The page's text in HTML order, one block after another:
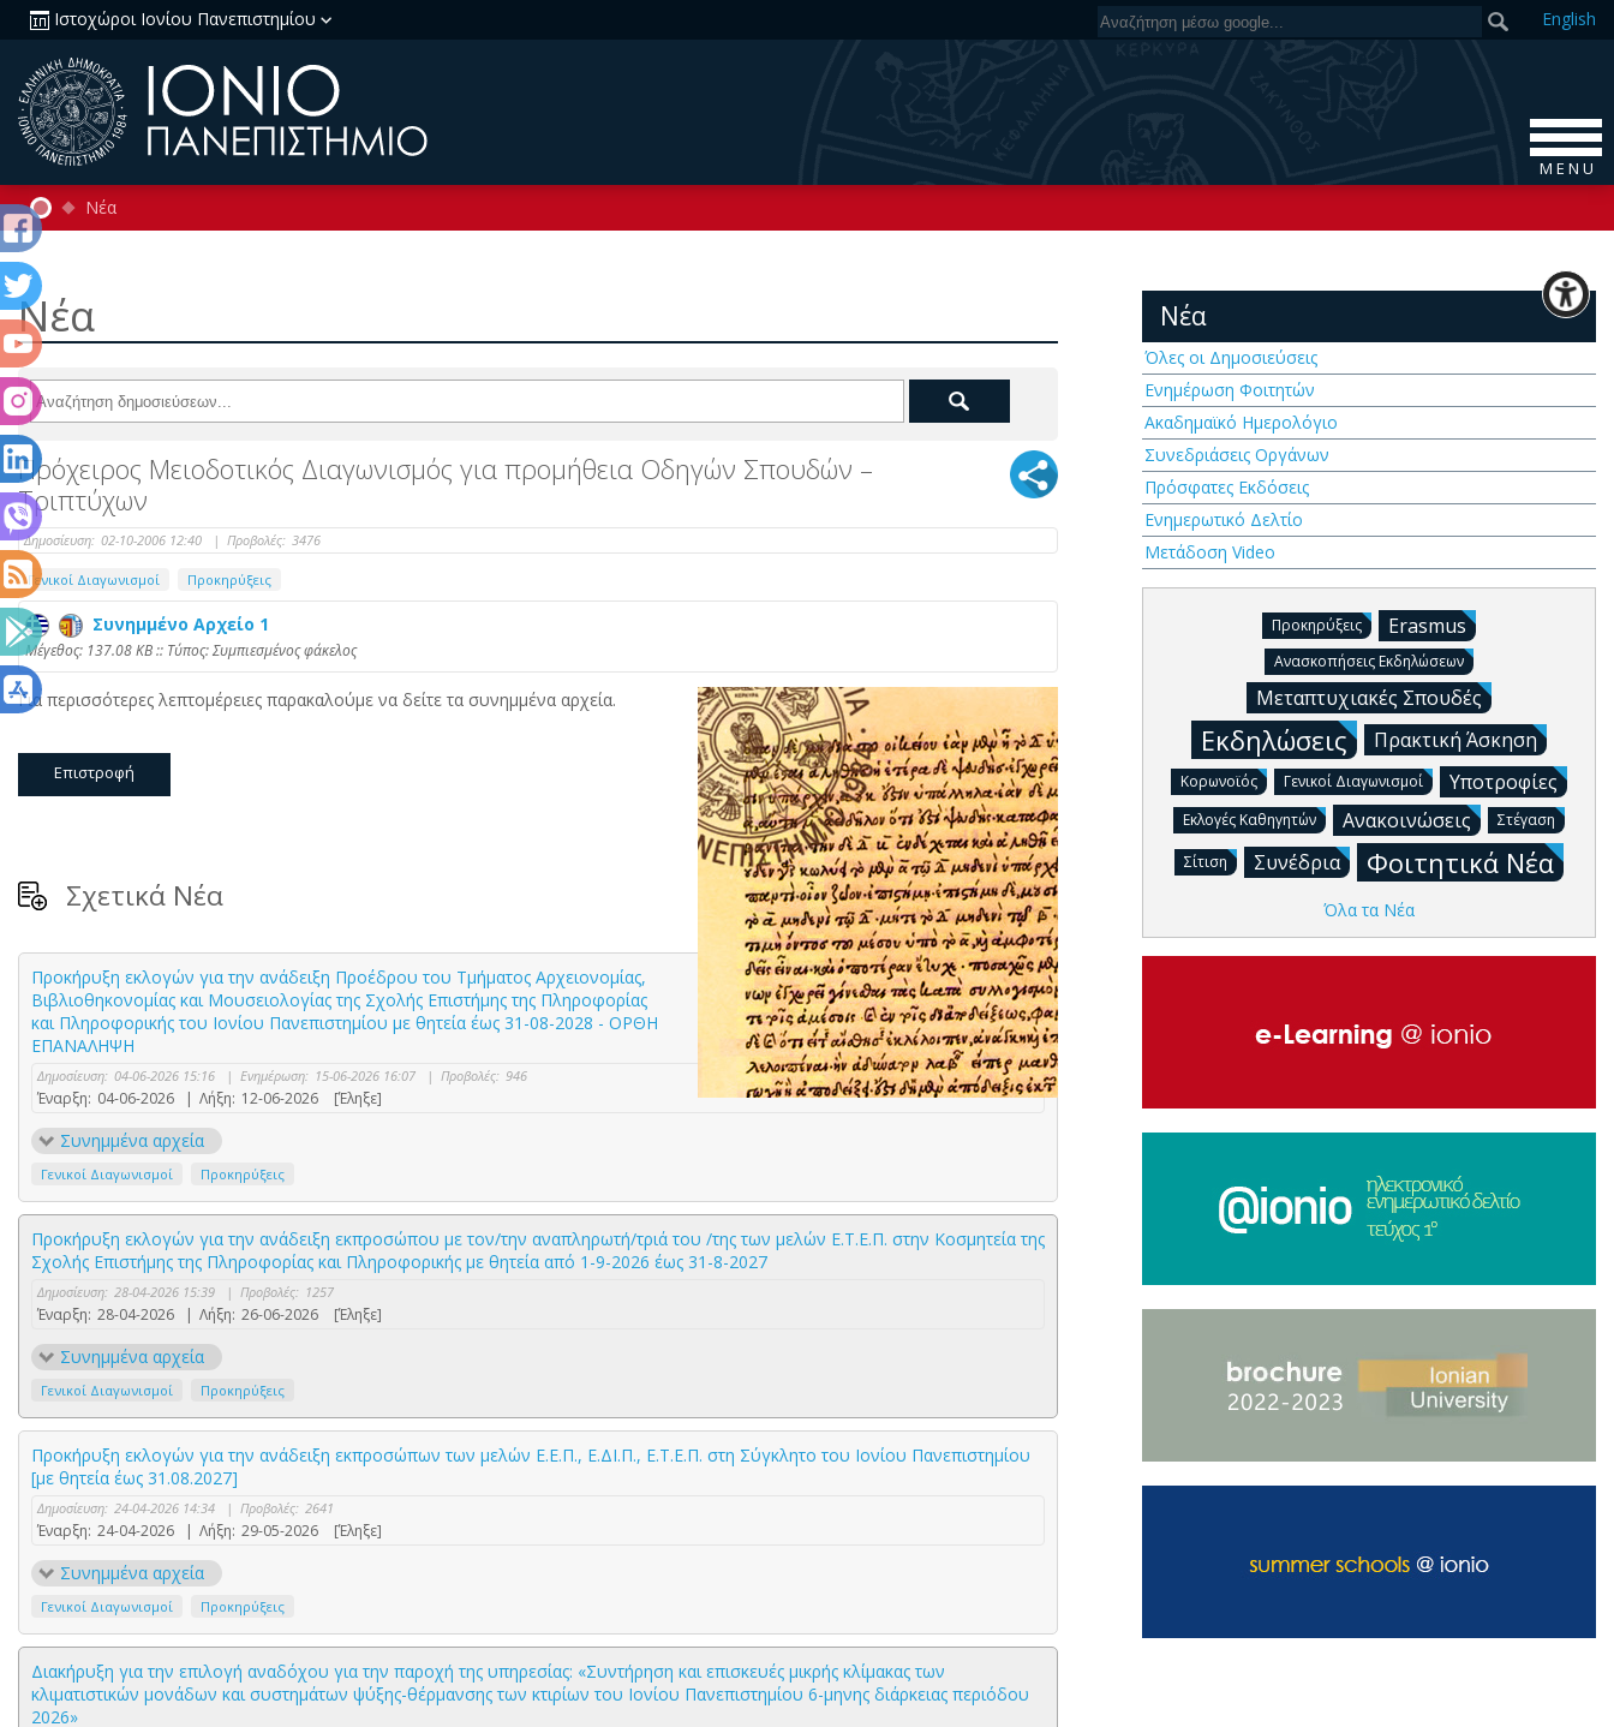
Ιστοχώροι Ιονίου Πανεπιστημίου English
M E N U
Νέα
Νέα
Πρόχειρος Μειοδοτικός Διαγωνισμός για προμήθεια Οδηγών Σπουδών –
Τριπτύχων
Δημοσίευση: 02-10-2006 12:40 | Προβολές: 3476
Γενικοί Διαγωνισμοί Προκηρύξεις
Συνημμένο Αρχείο 1
Mέγεθος: 137.08 KB :: Τύπος: Συμπιεσμένος φάκελος
Για περισσότερες λεπτομέρειες παρακαλούμε να δείτε τα συνημμένα αρχεία.
Επιστροφή
Σχετικά Νέα
Προκήρυξη εκλογών για την ανάδειξη Προέδρου του Τμήματος Αρχειονομίας,
Βιβλιοθηκονομίας και Μουσειολογίας της Σχολής Επιστήμης της Πληροφορίας
και Πληροφορικής του Ιονίου Πανεπιστημίου με θητεία έως 31-08-2028 - ΟΡΘΗ
ΕΠΑΝΑΛΗΨΗ
Δημοσίευση: 04-06-2026 15:16 | Ενημέρωση: 15-06-2026 16:07 | Προβολές: 946
Έναρξη: 04-06-2026 | Λήξη: 12-06-2026 [Έληξε]
Συνημμένα αρχεία
Γενικοί Διαγωνισμοί Προκηρύξεις
Προκήρυξη εκλογών για την ανάδειξη εκπροσώπου με τον/την αναπληρωτή/τριά του /της των μελών Ε.T.E.Π. στην Κοσμητεία της
Σχολής Επιστήμης της Πληροφορίας και Πληροφορικής με θητεία από 1-9-2026 έως 31-8-2027
Δημοσίευση: 28-04-2026 15:39 | Προβολές: 1257
Έναρξη: 28-04-2026 | Λήξη: 26-06-2026 [Έληξε]
Συνημμένα αρχεία
Γενικοί Διαγωνισμοί Προκηρύξεις
Προκήρυξη εκλογών για την ανάδειξη εκπροσώπων των μελών Ε.Ε.Π., Ε.ΔΙ.Π., Ε.Τ.Ε.Π. στη Σύγκλητο του Ιονίου Πανεπιστημίου
[με θητεία έως 31.08.2027]
Δημοσίευση: 24-04-2026 14:34 | Προβολές: 2641
Έναρξη: 24-04-2026 | Λήξη: 29-05-2026 [Έληξε]
Συνημμένα αρχεία
Γενικοί Διαγωνισμοί Προκηρύξεις
Διακήρυξη για την επιλογή αναδόχου για την παροχή της υπηρεσίας: «Συντήρηση και επισκευές μικρής κλίμακας των
κλιματιστικών μονάδων και συστημάτων ψύξης-θέρμανσης των κτιρίων του Ιονίου Πανεπιστημίου 6-μηνης διάρκειας περιόδου
2026»
Νέα
Όλες οι Δημοσιεύσεις
Ενημέρωση Φοιτητών
Ακαδημαϊκό Ημερολόγιο
Συνεδριάσεις Οργάνων
Πρόσφατες Εκδόσεις
Ενημερωτικό Δελτίο
Μετάδοση Video
Προκηρύξεις Erasmus
Ανασκοπήσεις Εκδηλώσεων
Μεταπτυχιακές Σπουδές
Εκδηλώσεις Πρακτική Άσκηση
Κορωνοϊός Γενικοί Διαγωνισμοί Υποτροφίες
Εκλογές Καθηγητών Ανακοινώσεις Στέγαση
Σίτιση Συνέδρια Φοιτητικά Νέα
Όλα τα Νέα